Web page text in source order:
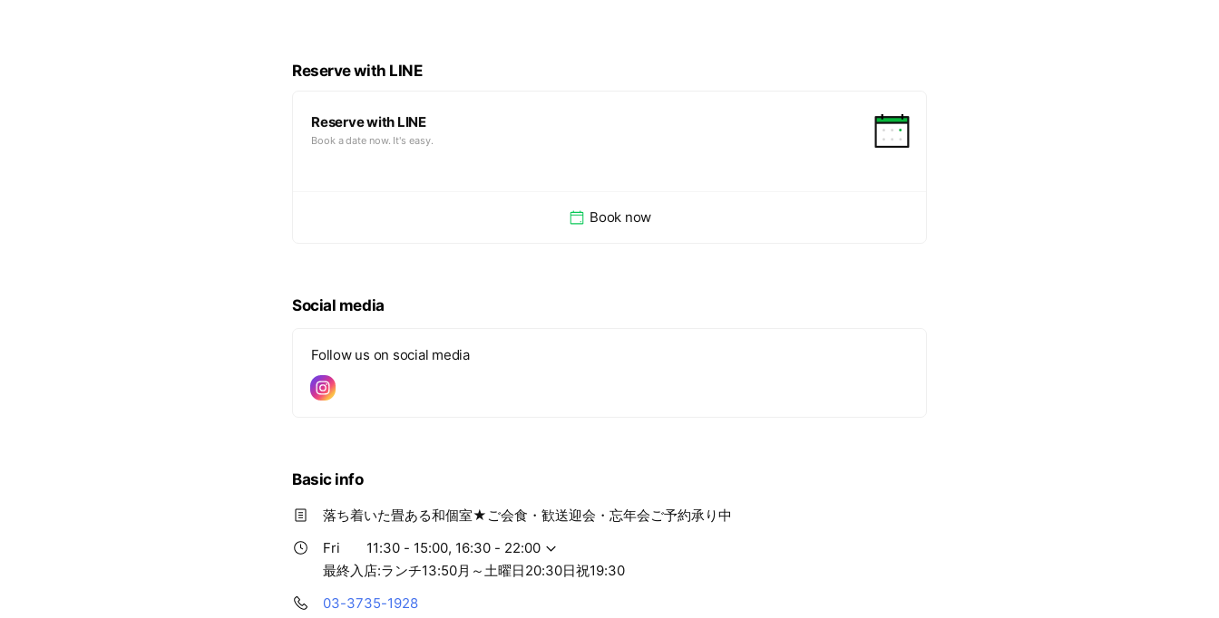
Reserve with LINE
Reserve with LINE
Book a date now. It's easy.
Book now
Social media
Follow us on social media
Basic info
落ち着いた畳ある和個室★ご会食・歓送迎会・忘年会ご予約承り中
Fri
11:30 - 15:00, 16:30 - 22:00
最終入店:ランチ13:50月～土曜日20:30日祝19:30
03-3735-1928